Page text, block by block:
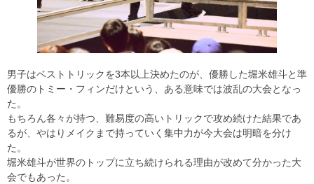
男子はベストトリックを3本以上決めたのが、優勝した堀米雄斗と準
優勝のトミー・フィンだけという、ある意味では波乱の大会となっ
た。
もちろん各々が持つ、難易度の高いトリックで攻め続けた結果であ
るが、やはりメイクまで持っていく集中力が今大会は明暗を分け
た。
堀米雄斗が世界のトップに立ち続けられる理由が改めて分かった大
会でもあった。